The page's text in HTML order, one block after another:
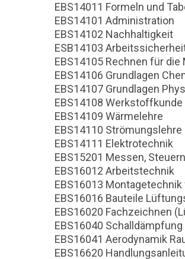
EBS14011 Formeln und
EBS14101 Administration
EBS14102 Nachhaltigkeit
ESB14103
EBS14105 Rechnen für
EBS14106 Grundlagen
EBS14107 Grundlagen
EBS14108 Werkstoffkunde
EBS14109 Wärmelehre
EBS14110 Strömungslehre
EBS14111 Elektrotechnik
EBS15201 Messen,
EBS16012 Arbeitstechnik
EBS16013
EBS16016 Bauteile
EBS16020 Fachzeichnen
EBS16040
EBS16041 Aerodynamik
EBS16620